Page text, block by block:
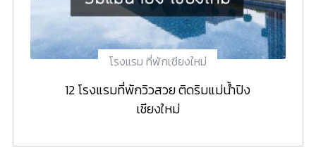
โรงแรม ที่พักเชียงใหม่
12 โรงแรมที่พักวิวสวย ติดริมแม่น้ำปิง
เชียงใหม่